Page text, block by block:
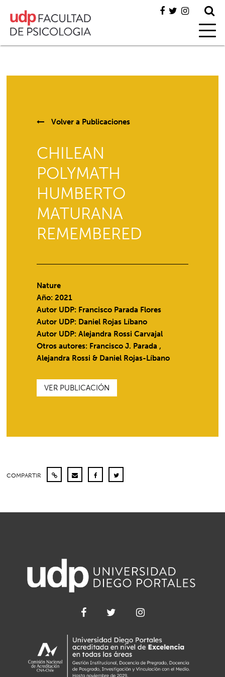
Volver a Publicaciones
CHILEAN
POLYMATH
HUMBERTO
MATURANA
REMEMBERED
Nature
Año: 2021
Autor UDP: Francisco Parada Flores
Autor UDP: Daniel Rojas Líbano
Autor UDP:Alejandra Rossi Carvajal
Otros autores: Francisco J. Parada ,
Alejandra Rossi & Daniel Rojas-Líbano
VER PUBLICACIÓN
COMPARTIR